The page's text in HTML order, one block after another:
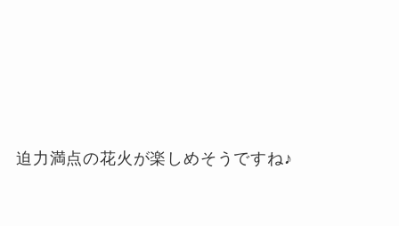
迫力満点の花火が楽しめそうですね♪